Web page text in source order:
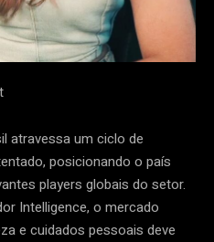
atravessa um ciclo de
posicionando o país
players globais do setor.
Intelligence, o mercado
e cuidados pessoais deve